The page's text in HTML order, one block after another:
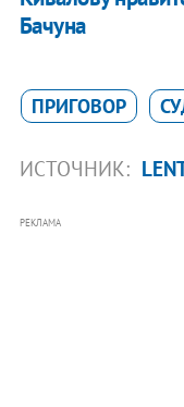
Бачуна
ПРИГОВОР
ИСТОЧНИК:
РЕКЛАМА